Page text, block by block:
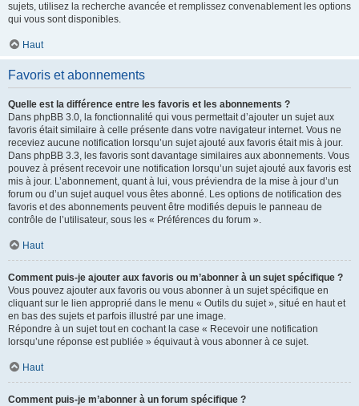
sujets, utilisez la recherche avancée et remplissez convenablement les options
qui vous sont disponibles.
Haut
Favoris et abonnements
Quelle est la différence entre les favoris et les abonnements ?
Dans phpBB 3.0, la fonctionnalité qui vous permettait d’ajouter un sujet aux
favoris était similaire à celle présente dans votre navigateur internet. Vous ne
receviez aucune notification lorsqu’un sujet ajouté aux favoris était mis à jour.
Dans phpBB 3.3, les favoris sont davantage similaires aux abonnements. Vous
pouvez à présent recevoir une notification lorsqu’un sujet ajouté aux favoris est
mis à jour. L’abonnement, quant à lui, vous préviendra de la mise à jour d’un
forum ou d’un sujet auquel vous êtes abonné. Les options de notification des
favoris et des abonnements peuvent être modifiés depuis le panneau de
contrôle de l’utilisateur, sous les « Préférences du forum ».
Haut
Comment puis-je ajouter aux favoris ou m’abonner à un sujet spécifique ?
Vous pouvez ajouter aux favoris ou vous abonner à un sujet spécifique en
cliquant sur le lien approprié dans le menu « Outils du sujet », situé en haut et
en bas des sujets et parfois illustré par une image.
Répondre à un sujet tout en cochant la case « Recevoir une notification
lorsqu’une réponse est publiée » équivaut à vous abonner à ce sujet.
Haut
Comment puis-je m’abonner à un forum spécifique ?